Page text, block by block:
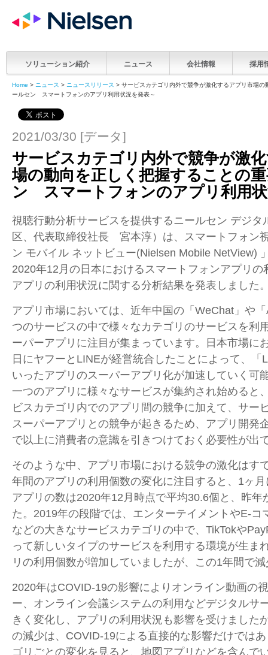
ソリューション紹介 ニュース 会社情報 採用
Home > ニュース > ニュースリリース > サービスカテゴリ内外で競争が激化するアプリ市場
ールセン スマートフォンのアプリ利用状況を発表～
2021/03/30 [データ]
サービスカテゴリ内外で競争が激
場の動向を正しく把握することの
ン スマートフォンのアプリ利用
視聴行動分析サービスを提供するニールセン デジタ
区、代表取締役社長 宮本淳）は、スマートフォン
ン モバイル ネットビュー(Nielsen Mobile NetView)
2020年12 月の日本におけるスマートフォンアプリ
アプリの利用状況に関する分析結果を発表しました
アプリ市場においては、近年中国の「 WeChat 」や「
つのサービスの中で様々なカテゴリのサービスを利
ーパーアプリに注目が集まっています。日本市場に
日にヤフーと LINEが経営統合したことによって、「
いったアプリのスーパーアプリ化が加速していく可
一つのアプリに様々なサービスが集約され始めると
ビスカテゴリ内でのアプリ間の競争に加えて、サー
スーパーアプリとの競争が起きるため、アプリ開発
で以上に消費者の意識を引きつけておく必要性が出
そのような中、アプリ市場における競争の激化はす
年間のアプリの利用個数の変化に注目すると、 1ヶ
アプリの数は2020年12 月時点で平均30.6個と、昨年
た。 2019年の段階では、エンターテイメントやE-コ
などの大きなサービスカテゴリの中で、 TikTokや
って新しいタイプのサービスを利用する環境が生ま
リの利用個数が増加していましたが、この1年間で
2020年はCOVID-19の影響によりオンライン動画の
ー、オンライン会議システムの利用などデジタルサ
きく変化し、アプリの利用状況も影響を受けました
の減少は、 COVID-19による直接的な影響だけでは
ゴリごとの変化を見ると、地図アプリなどを含んで